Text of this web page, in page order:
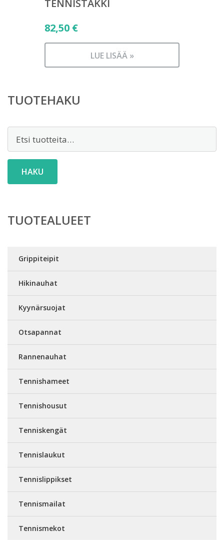
TENNISTAKKI
82,50 €
LUE LISÄÄ »
TUOTEHAKU
HAKU
TUOTEALUEET
Grippiteipit
Hikinauhat
Kyynärsuojat
Otsapannat
Rannenauhat
Tennishameet
Tennishousut
Tenniskengät
Tennislaukut
Tennislippikset
Tennismailat
Tennismekot